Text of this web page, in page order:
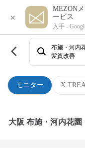
×
MEZON
ービス
入手 -
モニター X
布施・河内
髪質改善
大阪 布施・河内花